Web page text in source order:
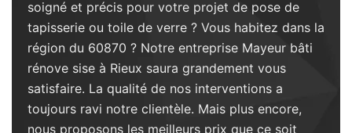
soigné et précis pour votre projet de pose de
tapisserie ou toile de verre ? Vous habitez dans la
région du 60870 ? Notre entreprise Mayeur bâti
rénove sise à Rieux saura grandement vous
satisfaire. La qualité de nos interventions a
toujours ravi notre clientèle. Mais plus encore,
nous proposons les meilleurs prix que ce soit